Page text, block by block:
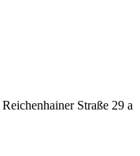
Reichenhainer Straße 29 a